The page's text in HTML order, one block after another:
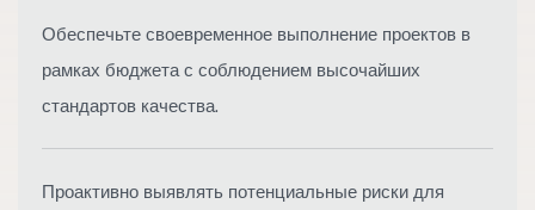
Обеспечьте своевременное выполнение проектов в
рамках бюджета с соблюдением высочайших
стандартов качества.
Проактивно выявлять потенциальные риски для